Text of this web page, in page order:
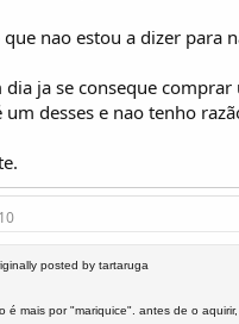
que nao estou a dizer para
dia ja se conseque
um desses e nao tenho
posted by tartaruga
é mais por "mariquice". antes de o